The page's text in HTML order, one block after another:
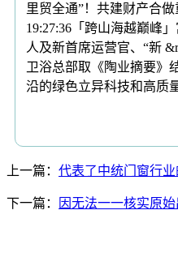
里贸全通”！共建财产合
19:27:36「跨山海越巅峰
人及新首席运营官、“新
卫浴总部取《陶业摘要》
沿的绿色立异科技和高质
上一篇： 代表了中统门窗行
下一篇： 因无法一一核实原始